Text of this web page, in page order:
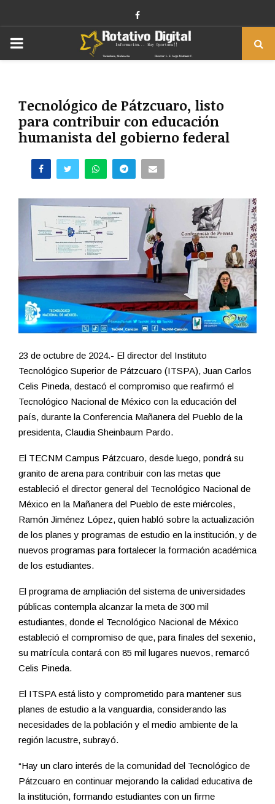
Facebook
PRIMARY
Tecnológico de Pátzcuaro, listo
para contribuir con educación
humanista del gobierno federal
23 de octubre de 2024.- El director del Instituto
Tecnológico Superior de Pátzcuaro (ITSPA), Juan Carlos
Celis Pineda, destacó el compromiso que reafirmó el
Tecnológico Nacional de México con la educación del
país, durante la Conferencia Mañanera del Pueblo de la
presidenta, Claudia Sheinbaum Pardo.
El TECNM Campus Pátzcuaro, desde luego, pondrá su
granito de arena para contribuir con las metas que
estableció el director general del Tecnológico Nacional de
México en la Mañanera del Pueblo de este miércoles,
Ramón Jiménez López, quien habló sobre la actualización
de los planes y programas de estudio en la institución, y de
nuevos programas para fortalecer la formación académica
de los estudiantes.
El programa de ampliación del sistema de universidades
públicas contempla alcanzar la meta de 300 mil
estudiantes, donde el Tecnológico Nacional de México
estableció el compromiso de que, para finales del sexenio,
su matrícula contará con 85 mil lugares nuevos, remarcó
Celis Pineda.
El ITSPA está listo y comprometido para mantener sus
planes de estudio a la vanguardia, considerando las
necesidades de la población y el medio ambiente de la
región lacustre, subrayó.
“Hay un claro interés de la comunidad del Tecnológico de
Pátzcuaro en continuar mejorando la calidad educativa de
la institución, formando estudiantes con un firme